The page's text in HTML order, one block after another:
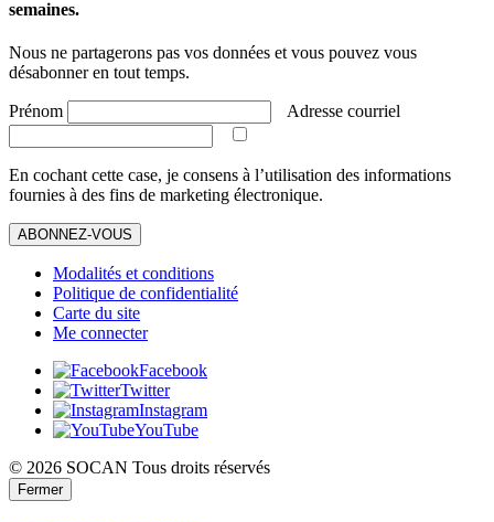
semaines.
Nous ne partagerons pas vos données et vous pouvez vous
désabonner en tout temps.
Prénom Adresse courriel
En cochant cette case, je consens à l’utilisation des informations
fournies à des fins de marketing électronique.
ABONNEZ-VOUS
Modalités et conditions
Politique de confidentialité
Carte du site
Me connecter
Facebook
Twitter
Instagram
YouTube
© 2026 SOCAN Tous droits réservés
Fermer